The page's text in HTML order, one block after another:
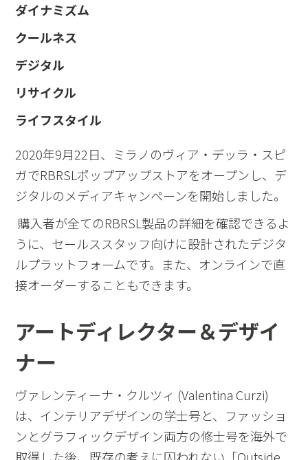
ダイナミズム
クールネス
デジタル
リサイクル
ライフスタイル
2020年9月22日、ミラノのヴィア・デッラ・スピ
ガでRBRSLポップアップストアをオープンし、デ
ジタルのメディアキャンペーンを開始しました。
購入者が全てのRBRSL製品の詳細を確認できるよ
うに、セールススタッフ向けに設計されたデジタ
ルプラットフォームです。また、オンラインで直
接オーダーすることもできます。
アートディレクター＆デザイ
ナー
ヴァレンティーナ・クルツィ (Valentina Curzi)
は、インテリアデザインの学士号と、ファッショ
ンとグラフィックデザイン両方の修士号を海外で